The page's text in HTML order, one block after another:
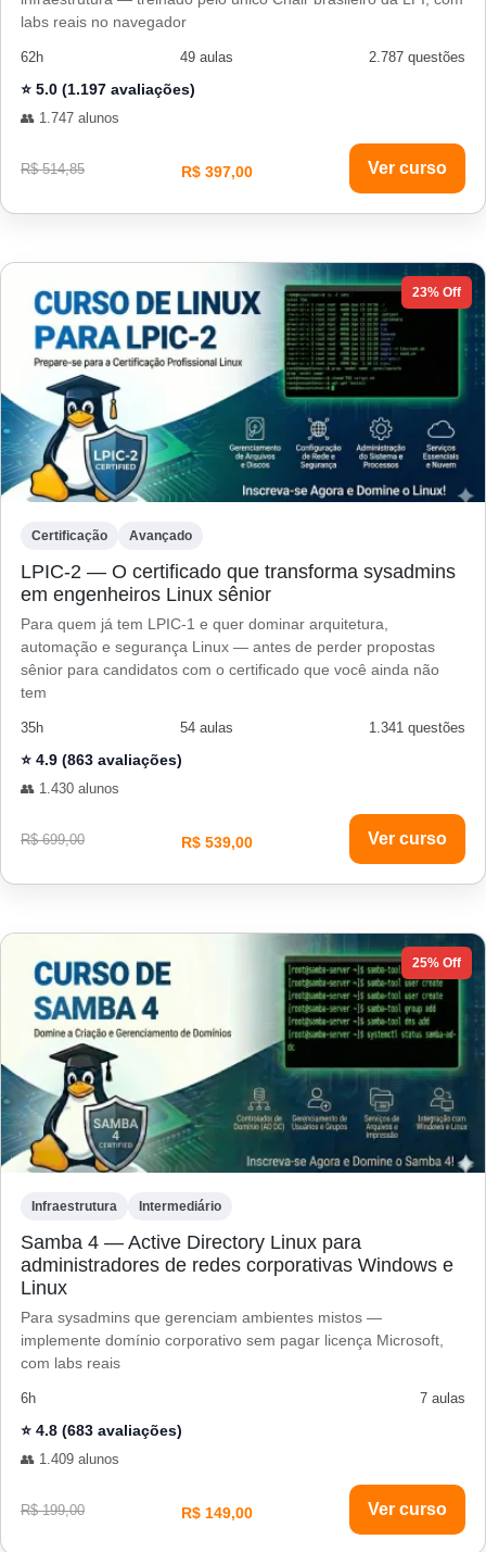
labs reais no navegador
62h 49 aulas 2.787 questões
⭐ 5.0 (1.197 avaliações)
👥 1.747 alunos
R$ 514,85 R$ 397,00 Ver curso
23% Off
Certificação Avançado
LPIC-2 — O certificado que transforma sysadmins
em engenheiros Linux sênior
Para quem já tem LPIC-1 e quer dominar arquitetura,
automação e segurança Linux — antes de perder propostas
sênior para candidatos com o certificado que você ainda não
tem
35h 54 aulas 1.341 questões
⭐ 4.9 (863 avaliações)
👥 1.430 alunos
R$ 699,00 R$ 539,00 Ver curso
25% Off
Infraestrutura Intermediário
Samba 4 — Active Directory Linux para
administradores de redes corporativas Windows e
Linux
Para sysadmins que gerenciam ambientes mistos —
implemente domínio corporativo sem pagar licença Microsoft,
com labs reais
6h 7 aulas
⭐ 4.8 (683 avaliações)
👥 1.409 alunos
R$ 199,00 R$ 149,00 Ver curso